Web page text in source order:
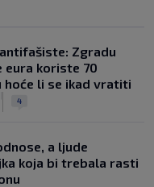
Zgradu
eura koriste 70
hoće li se ikad vratiti
4
a ljude
koja bi trebala rasti